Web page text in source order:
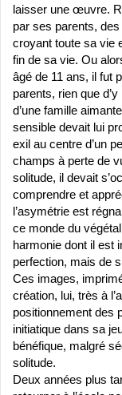
laisser une œuvre.
par ses parents,
croyant toute sa vie
fin de sa vie. Ou
âgé de 11 ans, il fut
parents, rien que
d’une famille
sensible devait lui
exil au centre d’un
champs à perte de
solitude, il devait
comprendre et
l’asymétrie est
ce monde du
harmonie dont il est
perfection, mais de
Ces images,
création, lui, très à
positionnement des
initiatique dans sa
bénéfique, malgré
solitude.
Deux années plus